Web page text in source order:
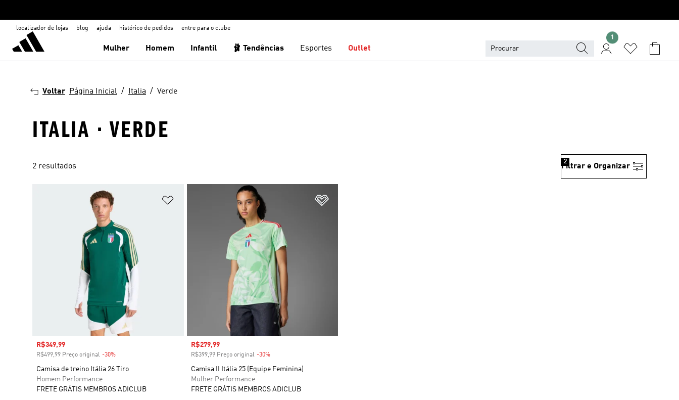
localizador de lojas blog ajuda histórico de pedidos entre para o clube
Mulher Homem Infantil 🩰 Tendências Esportes Outlet
1
Voltar Página Inicial Italia Verde
ITALIA · VERDE
2 resultados Filtrar e Organizar
2
Adicionar à Lista de Desejos
Preço com desconto
R$349,99
R$499,99 Preço original -30%
Camisa de treino Itália 26 Tiro
Homem Performance
FRETE GRÁTIS MEMBROS ADICLUB
Preço com desconto
R$279,99
R$399,99 Preço original -30%Desconto
Camisa II Itália 25 (Equipe Feminina)
Mulher Performance
FRETE GRÁTIS MEMBROS ADICLUB